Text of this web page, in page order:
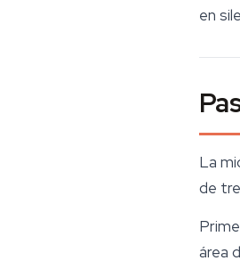
en
La
de
área